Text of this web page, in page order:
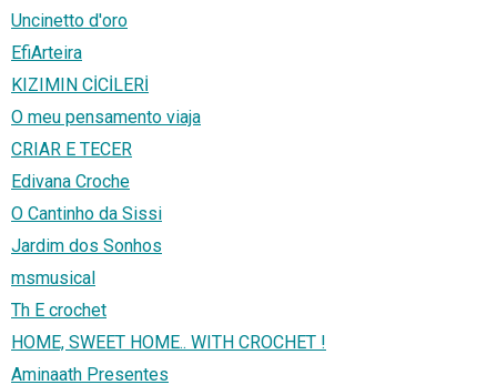
Uncinetto d'oro
EfiArteira
KIZIMIN CİCİLERİ
O meu pensamento viaja
CRIAR E TECER
Edivana Croche
O Cantinho da Sissi
Jardim dos Sonhos
msmusical
Th E crochet
HOME, SWEET HOME.. WITH CROCHET !
Aminaath Presentes